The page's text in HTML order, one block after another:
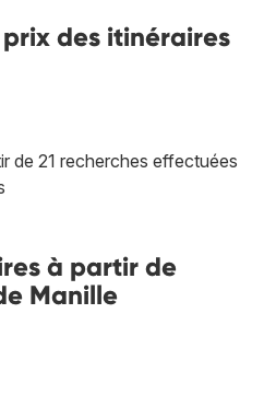
des itinéraires
de 21 recherches effectuées
à partir de
Manille